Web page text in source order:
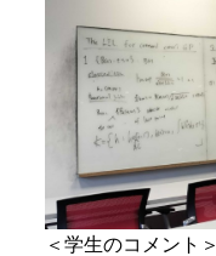
＜学生のコメント＞